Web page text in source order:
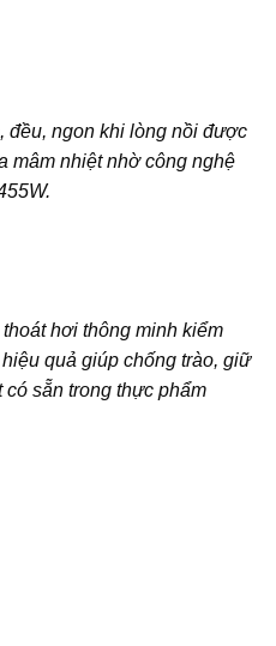
đều, ngon khi lòng nồi được
mâm nhiệt nhờ công nghệ
hơi thông minh kiểm
quả giúp chống trào, giữ
sẵn trong thực phẩm